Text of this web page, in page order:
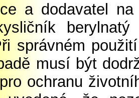
a dodavatel
správném
musí být
ochranu